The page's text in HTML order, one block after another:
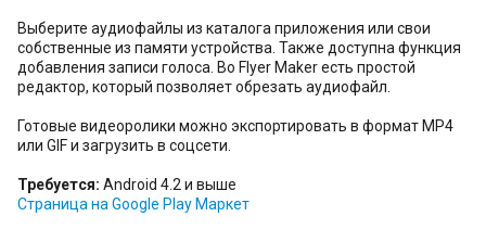
Выберите аудиофайлы из каталога приложения или свои
собственные из памяти устройства. Также доступна функция
добавления записи голоса. Во Flyer Maker есть простой
редактор, который позволяет обрезать аудиофайл.
Готовые видеоролики можно экспортировать в формат MP4
или GIF и загрузить в соцсети.
Требуется: Android 4.2 и выше
Страница на Google Play Маркет